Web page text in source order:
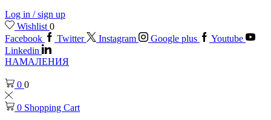
Log in / sign up
Wishlist 0
Facebook
Twitter Instagram Google plus
Youtube
Linkedin
НАМАЛЕНИЯ
0 0
0 Shopping Cart